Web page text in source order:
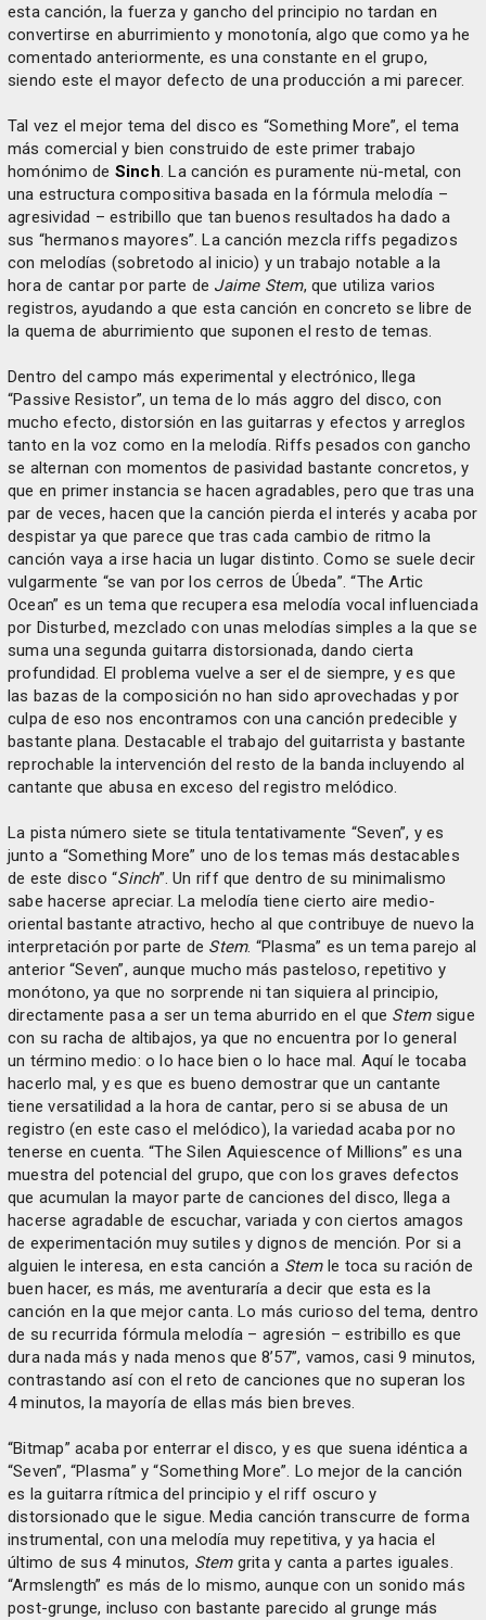
esta canción, la fuerza y gancho del principio no tardan en
convertirse en aburrimiento y monotonía, algo que como ya he
comentado anteriormente, es una constante en el grupo,
siendo este el mayor defecto de una producción a mi parecer.
Tal vez el mejor tema del disco es “Something More”, el tema
más comercial y bien construido de este primer trabajo
homónimo de Sinch. La canción es puramente nü-metal, con
una estructura compositiva basada en la fórmula melodía –
agresividad – estribillo que tan buenos resultados ha dado a
sus “hermanos mayores”. La canción mezcla riffs pegadizos
con melodías (sobretodo al inicio) y un trabajo notable a la
hora de cantar por parte de Jaime Stem, que utiliza varios
registros, ayudando a que esta canción en concreto se libre de
la quema de aburrimiento que suponen el resto de temas.
Dentro del campo más experimental y electrónico, llega
“Passive Resistor”, un tema de lo más aggro del disco, con
mucho efecto, distorsión en las guitarras y efectos y arreglos
tanto en la voz como en la melodía. Riffs pesados con gancho
se alternan con momentos de pasividad bastante concretos, y
que en primer instancia se hacen agradables, pero que tras una
par de veces, hacen que la canción pierda el interés y acaba por
despistar ya que parece que tras cada cambio de ritmo la
canción vaya a irse hacia un lugar distinto. Como se suele decir
vulgarmente “se van por los cerros de Úbeda”. “The Artic
Ocean” es un tema que recupera esa melodía vocal influenciada
por Disturbed, mezclado con unas melodías simples a la que se
suma una segunda guitarra distorsionada, dando cierta
profundidad. El problema vuelve a ser el de siempre, y es que
las bazas de la composición no han sido aprovechadas y por
culpa de eso nos encontramos con una canción predecible y
bastante plana. Destacable el trabajo del guitarrista y bastante
reprochable la intervención del resto de la banda incluyendo al
cantante que abusa en exceso del registro melódico.
La pista número siete se titula tentativamente “Seven”, y es
junto a “Something More” uno de los temas más destacables
de este disco “Sinch”. Un riff que dentro de su minimalismo
sabe hacerse apreciar. La melodía tiene cierto aire medio-
oriental bastante atractivo, hecho al que contribuye de nuevo la
interpretación por parte de Stem. “Plasma” es un tema parejo al
anterior “Seven”, aunque mucho más pasteloso, repetitivo y
monótono, ya que no sorprende ni tan siquiera al principio,
directamente pasa a ser un tema aburrido en el que Stemsigue
con su racha de altibajos, ya que no encuentra por lo general
un término medio: o lo hace bien o lo hace mal. Aquí le tocaba
hacerlo mal, y es que es bueno demostrar que un cantante
tiene versatilidad a la hora de cantar, pero si se abusa de un
registro (en este caso el melódico), la variedad acaba por no
tenerse en cuenta. “The Silen Aquiescence of Millions” es una
muestra del potencial del grupo, que con los graves defectos
que acumulan la mayor parte de canciones del disco, llega a
hacerse agradable de escuchar, variada y con ciertos amagos
de experimentación muy sutiles y dignos de mención. Por si a
alguien le interesa, en esta canción a Stemle toca su ración de
buen hacer, es más, me aventuraría a decir que esta es la
canción en la que mejor canta. Lo más curioso del tema, dentro
de su recurrida fórmula melodía – agresión – estribillo es que
dura nada más y nada menos que 8’57”, vamos, casi 9 minutos,
contrastando así con el reto de canciones que no superan los
4 minutos, la mayoría de ellas más bien breves.
“Bitmap” acaba por enterrar el disco, y es que suena idéntica a
“Seven”, “Plasma” y “Something More”. Lo mejor de la canción
es la guitarra rítmica del principio y el riff oscuro y
distorsionado que le sigue. Media canción transcurre de forma
instrumental, con una melodía muy repetitiva, y ya hacia el
último de sus 4 minutos, Stemgrita y canta a partes iguales.
“Armslength” es más de lo mismo, aunque con un sonido más
post-grunge, incluso con bastante parecido al grunge más